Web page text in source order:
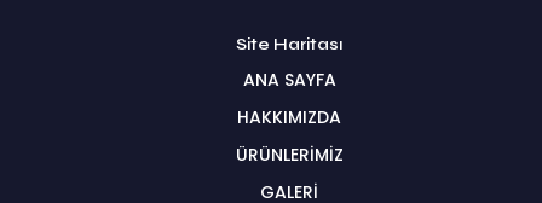
Site Haritası
ANA SAYFA
HAKKIMIZDA
ÜRÜNLERİMİZ
GALERİ